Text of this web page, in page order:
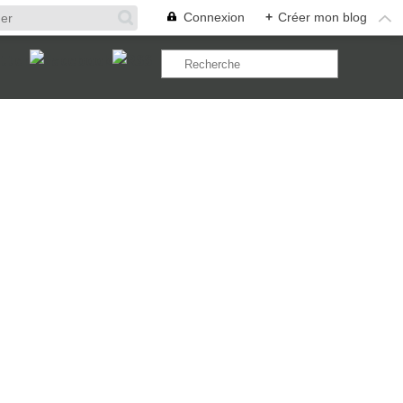
Connexion + Créer mon blog